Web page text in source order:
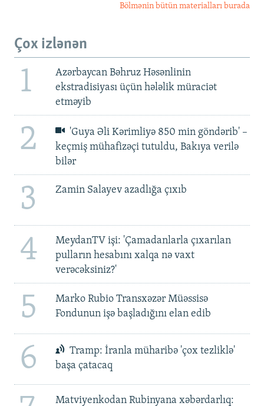
Bölmənin bütün materialları burada
Çox izlənən
1
Azərbaycan Bəhruz Həsənlinin
ekstradisiyası üçün hələlik müraciət
etməyib
2
'Guya Əli Kərimliyə 850 min göndərib' –
keçmiş mühafizəçi tutuldu, Bakıya verilə
bilər
3 Zamin Salayev azadlığa çıxıb
4
MeydanTV işi: 'Çamadanlarla çıxarılan
pulların hesabını xalqa nə vaxt
verəcəksiniz?'
5
Marko Rubio Transxəzər Müəssisə
Fondunun işə başladığını elan edib
6
Tramp: İranla müharibə 'çox tezliklə'
başa çatacaq
Matviyenkodan Rubinyana xəbərdarlıq: